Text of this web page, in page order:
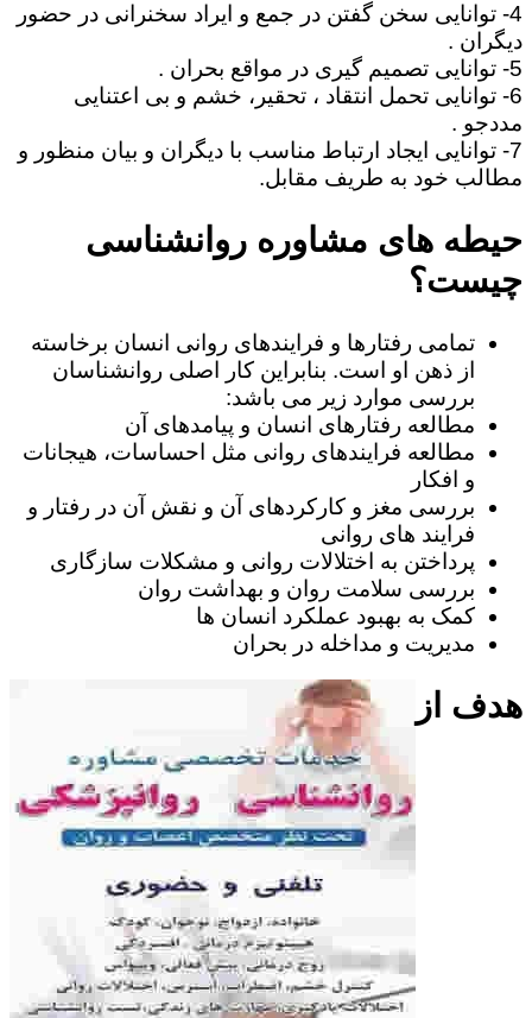
4- توانایی سخن گفتن در جمع و ایراد سخنرانی در حضور
دیگران .
5- توانایی تصمیم گیری در مواقع بحران .
6- توانایی تحمل انتقاد ، تحقیر، خشم و بی اعتنایی
مددجو .
7- توانایی ایجاد ارتباط مناسب با دیگران و بیان منظور و
مطالب خود به طریف مقابل.
حیطه های مشاوره روانشناسی
چیست؟
تمامی رفتارها و فرایندهای روانی انسان برخاسته
از ذهن او است. بنابراین کار اصلی روانشناسان
بررسی موارد زیر می باشد:
مطالعه رفتارهای انسان و پیامدهای آن
مطالعه فرایندهای روانی مثل احساسات، هیجانات
و افکار
بررسی مغز و کارکردهای آن و نقش آن در رفتار و
فرایند های روانی
پرداختن به اختلالات روانی و مشکلات سازگاری
بررسی سلامت روان و بهداشت روان
کمک به بهبود عملکرد انسان ها
مدیریت و مداخله در بحران
هدف از